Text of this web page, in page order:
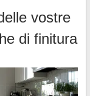
vostre
di finitura